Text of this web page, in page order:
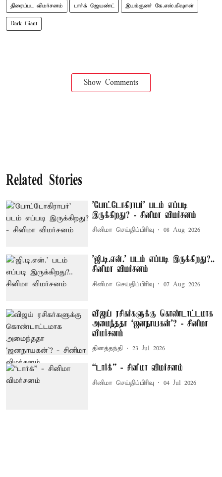
திரைப்பட விமர்சனம் டார்க் ஜெயண்ட் இயக்குனர் கே.எஸ்.கிஷான்
Dark Giant
Show Comments
Related Stories
'போட்டோகிராபர்' படம் எப்படி
இருக்கிறது? - சினிமா விமர்சனம்
சினிமா செய்திப்பிரிவு 08 Aug 2026
'ஜி.டி.என்.' படம் எப்படி இருக்கிறது?..
சினிமா விமர்சனம்
சினிமா செய்திப்பிரிவு 07 Aug 2026
விஜய் ரசிகர்களுக்கு கொண்டாட்டமாக
அமைந்ததா ‘ஜனநாயகன்’? - சினிமா
விமர்சனம்
தினத்தந்தி 23 Jul 2026
“டார்க்” - சினிமா விமர்சனம்
சினிமா செய்திப்பிரிவு 04 Jul 2026